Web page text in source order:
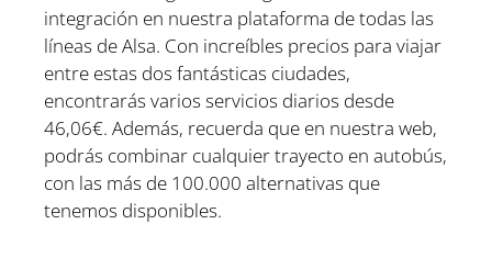
integración en nuestra plataforma de todas las
líneas de Alsa. Con increíbles precios para viajar
entre estas dos fantásticas ciudades,
encontrarás varios servicios diarios desde
46,06€. Además, recuerda que en nuestra web,
podrás combinar cualquier trayecto en autobús,
con las más de 100.000 alternativas que
tenemos disponibles.